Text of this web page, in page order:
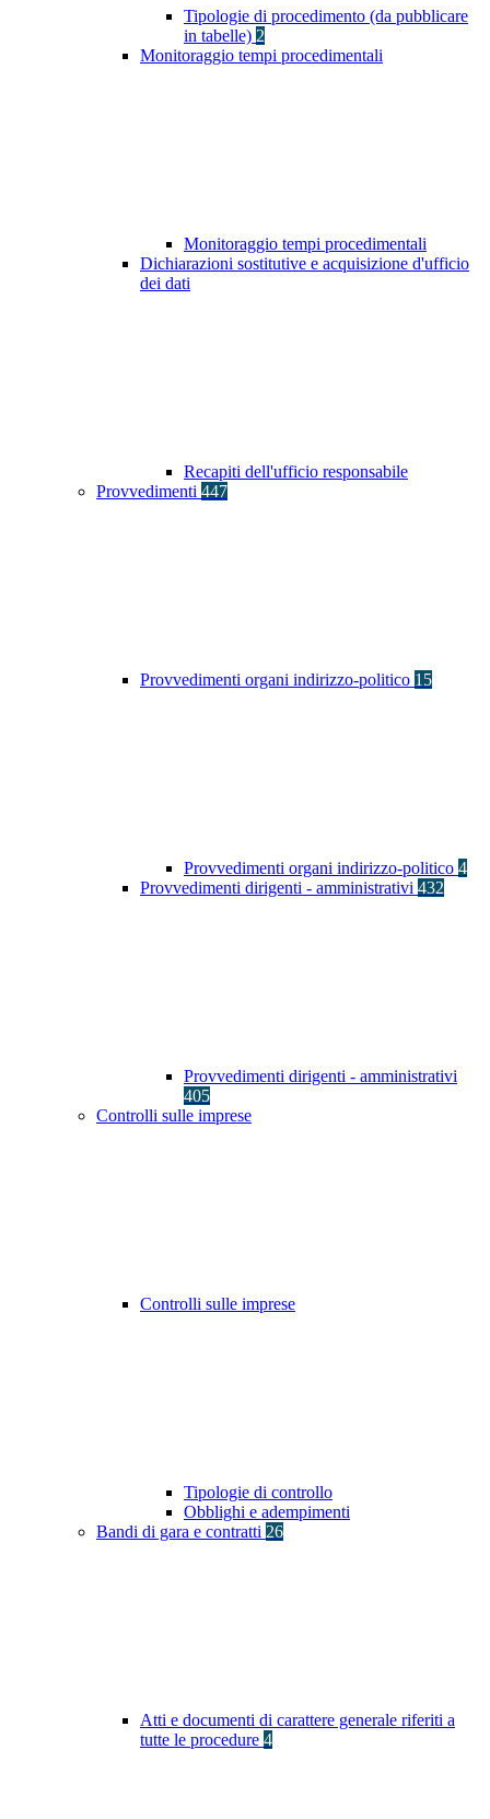
Tipologie di procedimento (da pubblicare
in tabelle) 2
Monitoraggio tempi procedimentali
Monitoraggio tempi procedimentali
Dichiarazioni sostitutive e acquisizione d'ufficio
dei dati
Recapiti dell'ufficio responsabile
Provvedimenti 447
Provvedimenti organi indirizzo-politico 15
Provvedimenti organi indirizzo-politico 4
Provvedimenti dirigenti - amministrativi 432
Provvedimenti dirigenti - amministrativi
405
Controlli sulle imprese
Controlli sulle imprese
Tipologie di controllo
Obblighi e adempimenti
Bandi di gara e contratti 26
Atti e documenti di carattere generale riferiti a
tutte le procedure 4